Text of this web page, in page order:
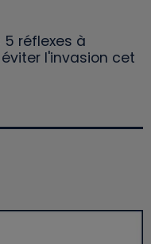
5 réflexes à
l'invasion cet